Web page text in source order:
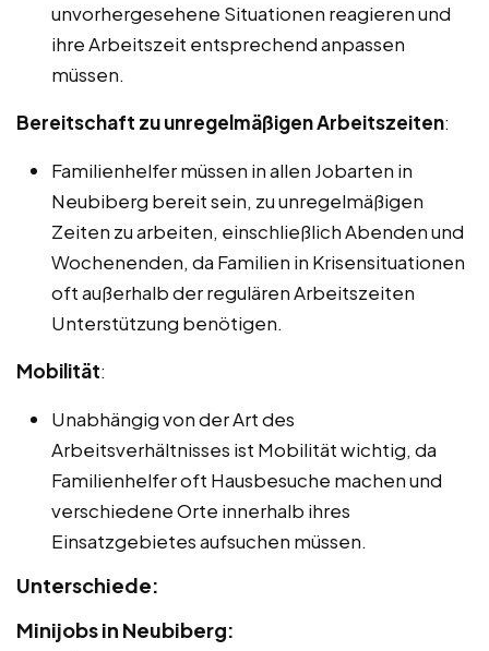
unvorhergesehene Situationen reagieren und
ihre Arbeitszeit entsprechend anpassen
müssen.
Bereitschaft zu unregelmäßigen Arbeitszeiten:
Familienhelfer müssen in allen Jobarten in
Neubiberg bereit sein, zu unregelmäßigen
Zeiten zu arbeiten, einschließlich Abenden und
Wochenenden, da Familien in Krisensituationen
oft außerhalb der regulären Arbeitszeiten
Unterstützung benötigen.
Mobilität:
Unabhängig von der Art des
Arbeitsverhältnisses ist Mobilität wichtig, da
Familienhelfer oft Hausbesuche machen und
verschiedene Orte innerhalb ihres
Einsatzgebietes aufsuchen müssen.
Unterschiede:
Minijobs in Neubiberg: